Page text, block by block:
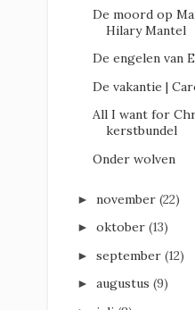
De moord op
Hilary Mantel
De engelen van
De vakantie |
All I want for
kerstbundel
Onder wolven
► november (22)
► oktober (13)
► september (12)
► augustus (9)